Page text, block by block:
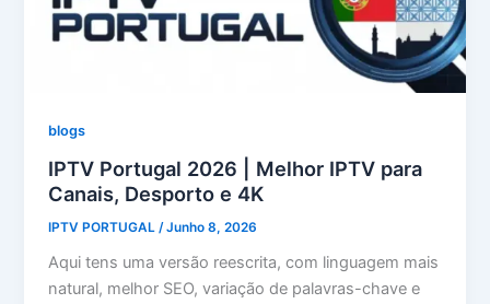
blogs
IPTV Portugal 2026 | Melhor IPTV para
Canais, Desporto e 4K
IPTV PORTUGAL /Junho 8, 2026
Aqui tens uma versão reescrita, com linguagem mais
natural, melhor SEO, variação de palavras-chave e